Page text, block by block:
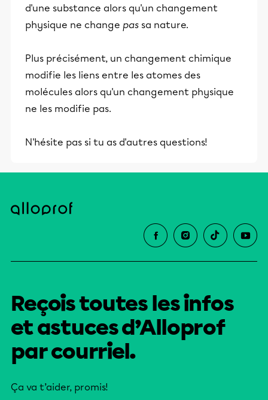
d'une substance alors qu'un changement
physique ne change pas sa nature.
Plus précisément, un changement chimique
modifie les liens entre les atomes des
molécules alors qu'un changement physique
ne les modifie pas.
N'hésite pas si tu as d'autres questions!
Reçois toutes les infos
et astuces d’Alloprof
par courriel.
Ça va t’aider, promis!